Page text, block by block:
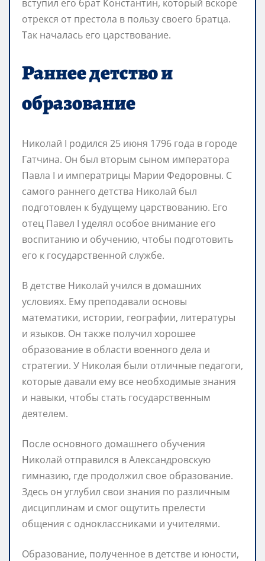
вступил его брат Константин, который вскоре
отрекся от престола в пользу своего братца.
Так началась его царствование.
Раннее детство и
образование
Николай I родился 25 июня 1796 года в городе
Гатчина. Он был вторым сыном императора
Павла I и императрицы Марии Федоровны. С
самого раннего детства Николай был
подготовлен к будущему царствованию. Его
отец Павел I уделял особое внимание его
воспитанию и обучению, чтобы подготовить
его к государственной службе.
В детстве Николай учился в домашних
условиях. Ему преподавали основы
математики, истории, географии, литературы
и языков. Он также получил хорошее
образование в области военного дела и
стратегии. У Николая были отличные педагоги,
которые давали ему все необходимые знания
и навыки, чтобы стать государственным
деятелем.
После основного домашнего обучения
Николай отправился в Александровскую
гимназию, где продолжил свое образование.
Здесь он углубил свои знания по различным
дисциплинам и смог ощутить прелести
общения с одноклассниками и учителями.
Образование, полученное в детстве и юности,